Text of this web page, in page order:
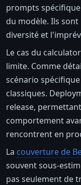
prompts
du modèle. Ils
diversité et
Le cas du
limite. Comme
scénario
classiques.
release,
comportement
rencontrent en
La couverture de
souvent sous-
pas seulement de